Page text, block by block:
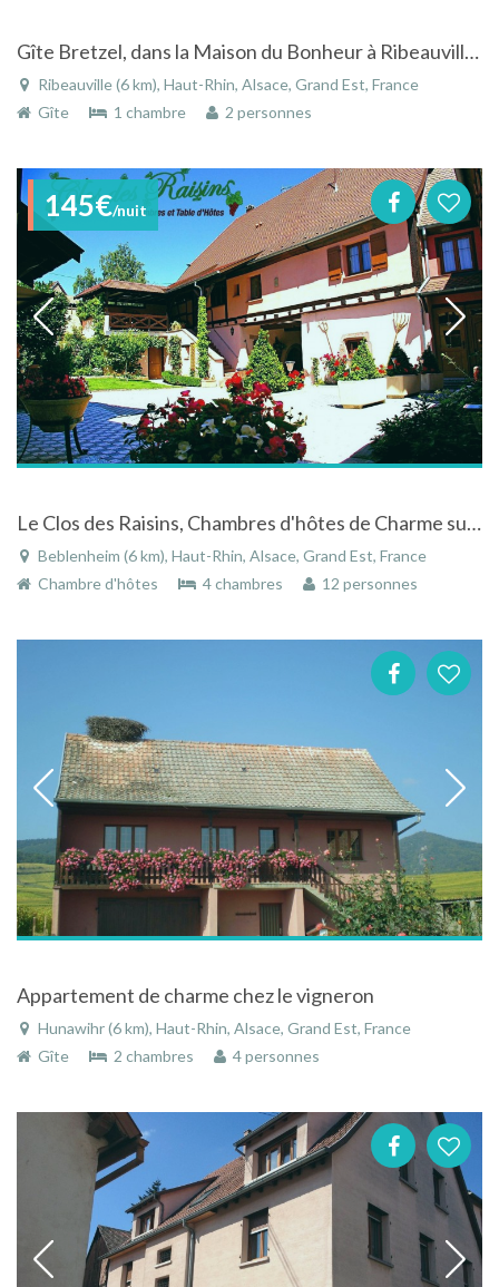
Gîte Bretzel, dans la Maison du Bonheur à Ribeauvillé avec son "Jardin Secret"
Ribeauville (6 km), Haut-Rhin, Alsace, Grand Est, France
Gîte
1 chambre 2 personnes
145€/nuit
Le Clos des Raisins, Chambres d'hôtes de Charme sur la Route des Vins à 2km de Riquewihr
Beblenheim (6 km), Haut-Rhin, Alsace, Grand Est, France
Chambre d'hôtes
4 chambres 12 personnes
Appartement de charme chez le vigneron
Hunawihr (6 km), Haut-Rhin, Alsace, Grand Est, France
Gîte
2 chambres 4 personnes